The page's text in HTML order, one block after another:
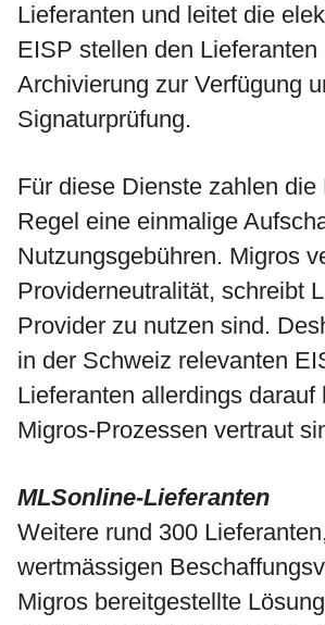
Lieferanten und leitet die
EISP stellen den
Archivierung zur Verfügung
Signaturprüfung.
Für diese Dienste zahlen
Regel eine einmalige
Nutzungsgebühren. Migros
Providerneutralität, schreibt
Provider zu nutzen sind.
in der Schweiz relevanten
Lieferanten allerdings
Migros-Prozessen vertraut
MLSonline-Lieferanten
Weitere rund 300
wertmässigen
Migros bereitgestellte